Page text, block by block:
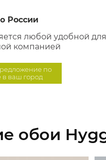
России
любой удобной
компанией
по
в ваш город
обои